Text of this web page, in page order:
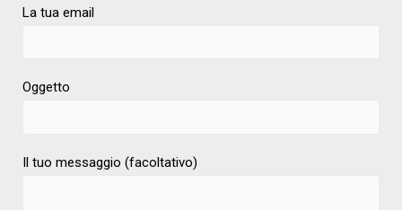
La tua email
Oggetto
Il tuo messaggio (facoltativo)